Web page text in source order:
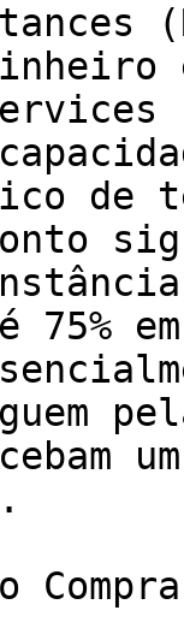
de
75%